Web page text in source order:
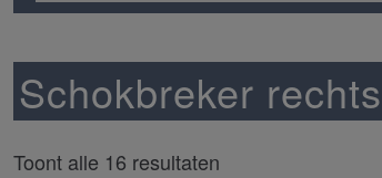
Schokbreker
Toont alle 16 resultaten